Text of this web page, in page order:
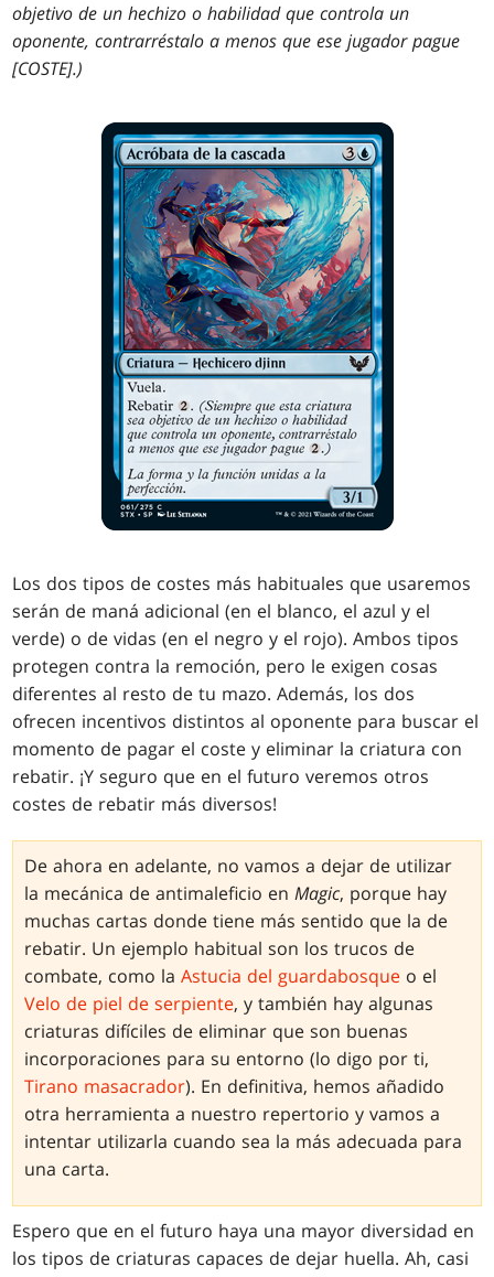
objetivo de un hechizo o habilidad que controla un
oponente, contrarréstalo a menos que ese jugador pague
[COSTE].)
Los dos tipos de costes más habituales que usaremos
serán de maná adicional (en el blanco, el azul y el
verde) o de vidas (en el negro y el rojo). Ambos tipos
protegen contra la remoción, pero le exigen cosas
diferentes al resto de tu mazo. Además, los dos
ofrecen incentivos distintos al oponente para buscar el
momento de pagar el coste y eliminar la criatura con
rebatir. ¡Y seguro que en el futuro veremos otros
costes de rebatir más diversos!
De ahora en adelante, no vamos a dejar de utilizar
la mecánica de antimaleficio enMagic, porque hay
muchas cartas donde tiene más sentido que la de
rebatir. Un ejemplo habitual son los trucos de
combate, como laAstucia del guardabosque o el
Velo de piel de serpiente, y también hay algunas
criaturas difíciles de eliminar que son buenas
incorporaciones para su entorno (lo digo por ti,
Tirano masacrador). En definitiva, hemos añadido
otra herramienta a nuestro repertorio y vamos a
intentar utilizarla cuando sea la más adecuada para
una carta.
Espero que en el futuro haya una mayor diversidad en
los tipos de criaturas capaces de dejar huella. Ah, casi